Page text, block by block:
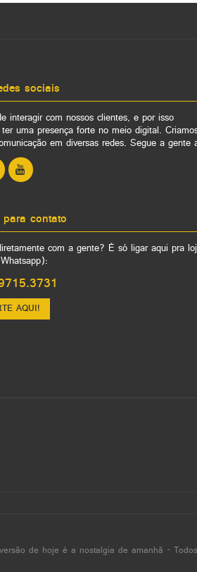
sociais
interagir com nossos clientes, e por isso
uma presença forte no meio digital.
em diversas redes. Segue a gente
contato
com a gente? É só ligar aqui pra
AQUI!
de hoje é a nostalgia de amanhã -